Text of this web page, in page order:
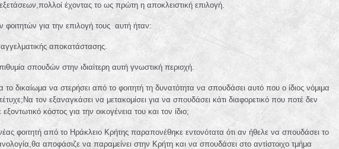
έχοντας το ως πρώτη η αποκλειστική επιλογή.
φοιτητών για την επιλογή τους αυτή ήταν:
αποκατάστασης.
σπουδών στην ιδιαίτερη αυτή γνωστική περιοχή.
το δικαίωμα να στερήσει από το φοιτητή τη δυνατότητα να σπουδάσει αυτό που ο ίδιος νόμιμα
τον εξαναγκάσει να μετακομίσει για να σπουδάσει κάτι διαφορετικό που ποτέ δεν
κόστος για την οικογένεια του και τον ίδιο;
φοιτητή από το Ηράκλειο Κρήτης παραπονέθηκε εντονότατα ότι αν ήθελε να σπουδάσει το
αποφάσιζε να παραμείνει στην Κρήτη και να σπουδάσει στο αντίστοιχο τμήμα